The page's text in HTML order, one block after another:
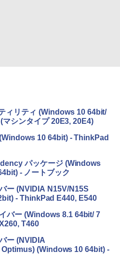
ィリティ (Windows 10 64bit/
シンタイプ 20E3, 20E4)
10 64bit) - ThinkPad
パッケージ (Windows
- ノートブック
ー (NVIDIA N15V/N15S
- ThinkPad E440, E540
バー (Windows 8.1 64bit/ 7
T460
ー (NVIDIA
Optimus) (Windows 10 64bit) -